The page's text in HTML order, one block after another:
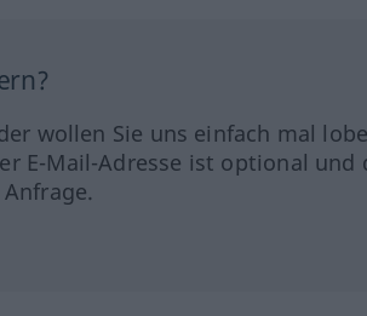
wollen Sie uns einfach mal
E-Mail-Adresse ist optional und